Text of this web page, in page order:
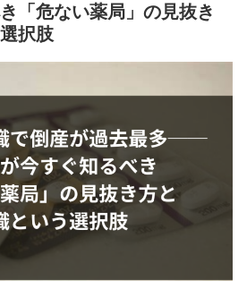
「危ない薬局」の見抜き
択肢